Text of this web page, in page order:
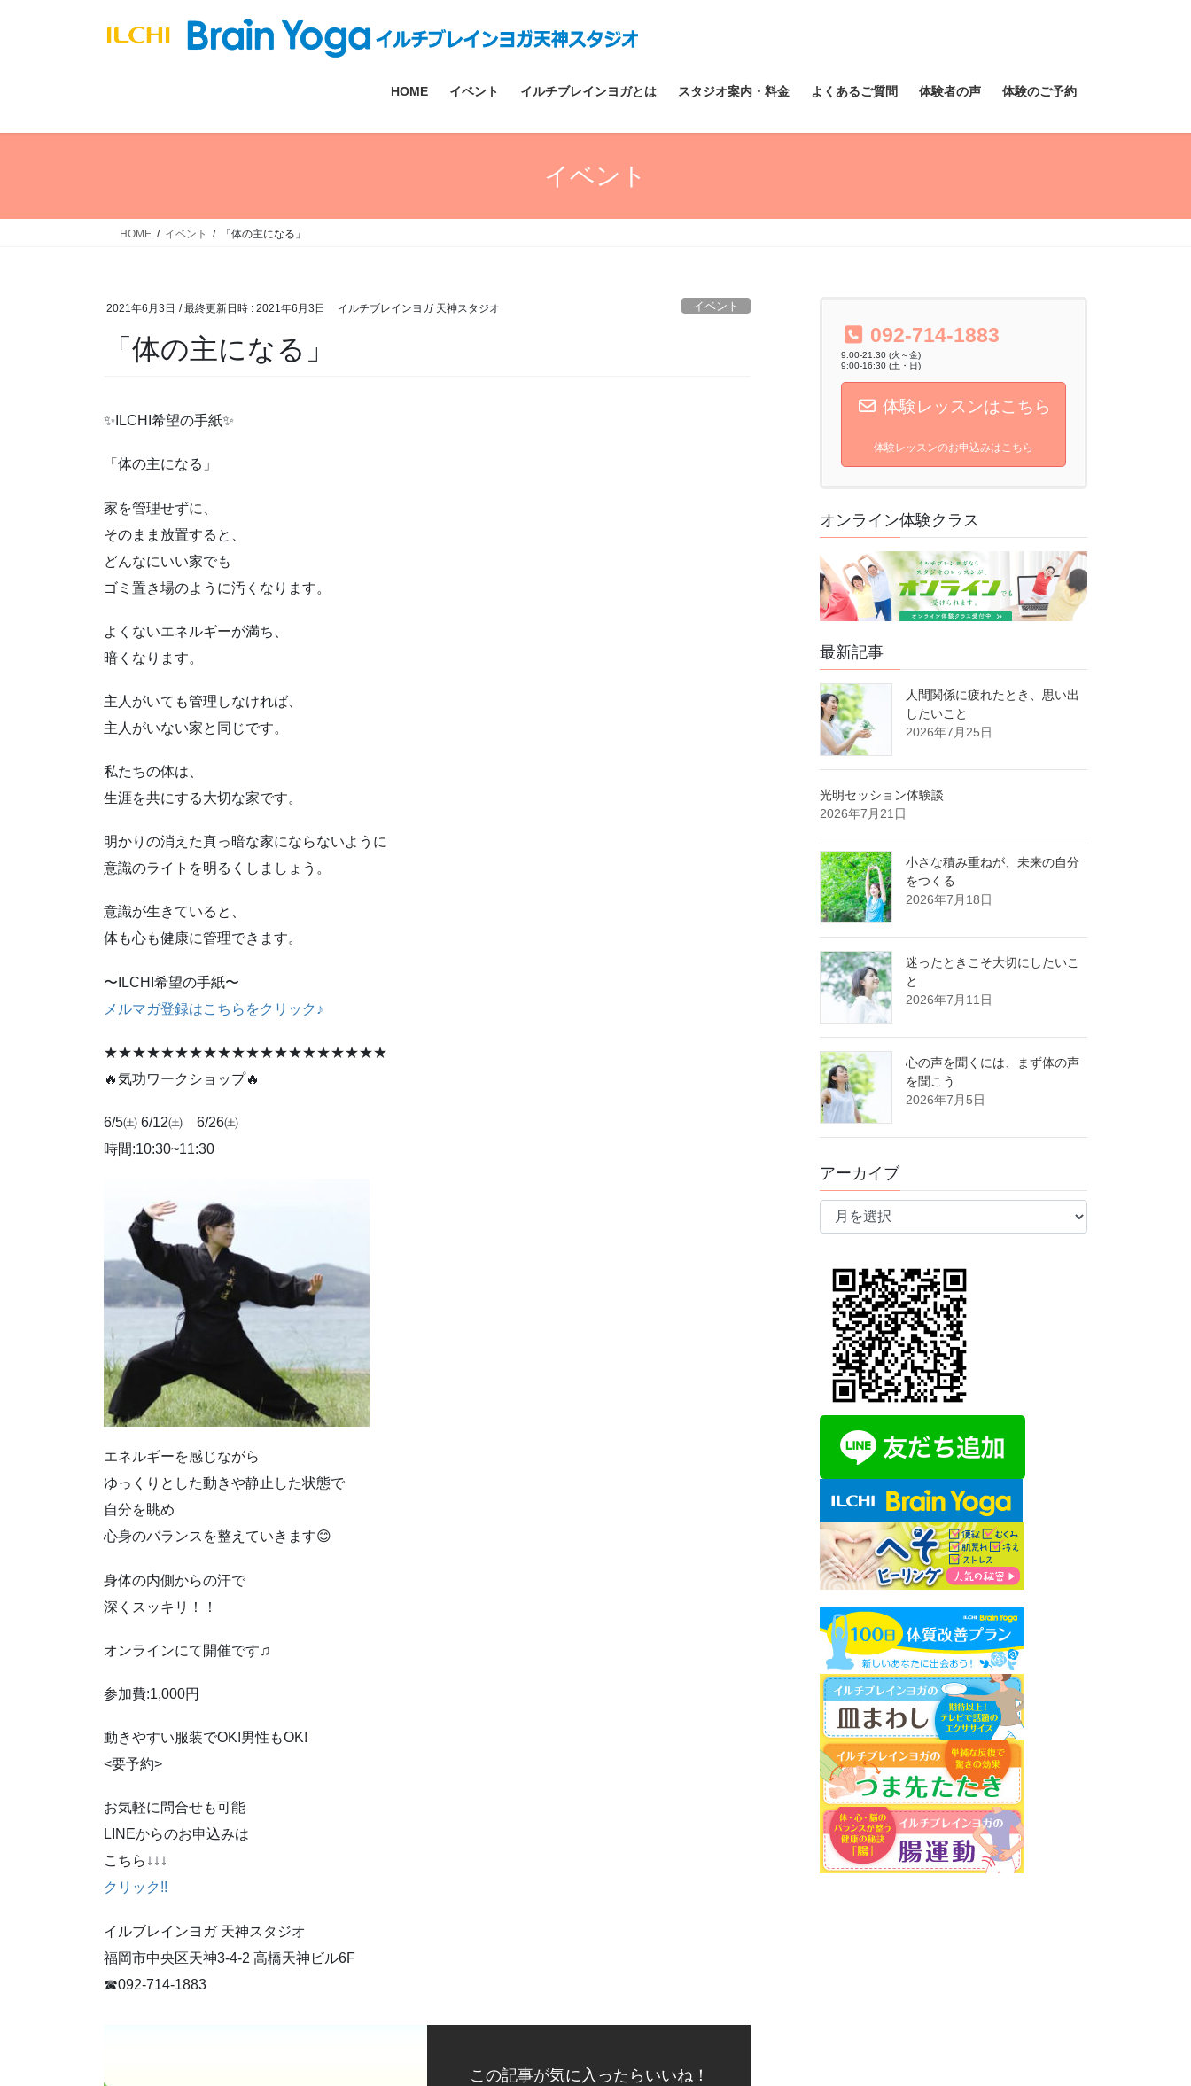
ス
ン
HOME イベント イルチブレインヨガとは スタジオ案内・料金 よくあるご質問 体験者の声 体験のご予約
イベント
HOME イベント 「体の主になる」
2021年6月3日 / 最終更新日時 : 2021年6月3日 イルチブレインヨガ 天神スタジオ イベント
「体の主になる」
✨ILCHI希望の手紙✨
「体の主になる」
家を管理せずに、
そのまま放置すると、
どんなにいい家でも
ゴミ置き場のように汚くなります。
よくないエネルギーが満ち、
暗くなります。
主人がいても管理しなければ、
主人がいない家と同じです。
私たちの体は、
生涯を共にする大切な家です。
明かりの消えた真っ暗な家にならないように
意識のライトを明るくしましょう。
意識が生きていると、
体も心も健康に管理できます。
〜ILCHI希望の手紙〜
メルマガ登録はこちらをクリック♪
★★★★★★★★★★★★★★★★★★★★
🔥気功ワークショップ🔥
6/5㈯ 6/12㈯ 6/26㈯
時間:10:30~11:30
エネルギーを感じながら
ゆっくりとした動きや静止した状態で
自分を眺め
心身のバランスを整えていきます😊
身体の内側からの汗で
深くスッキリ！！
オンラインにて開催です♫
参加費:1,000円
動きやすい服装でOK!男性もOK!
<要予約>
お気軽に問合せも可能
LINEからのお申込みは
こちら↓↓↓
クリック!!
イルブレインヨガ 天神スタジオ
福岡市中央区天神3-4-2 高橋天神ビル6F
☎092-714-1883
この記事が気に入ったらいいね！
092-714-1883
9:00-21:30 (火～金)
9:00-16:30 (土・日)
体験レッスンはこちら
体験レッスンのお申込みはこちら
オンライン体験クラス
最新記事
人間関係に疲れたとき、思い出
したいこと
2026年7月25日
光明セッション体験談
2026年7月21日
小さな積み重ねが、未来の自分
をつくる
2026年7月18日
迷ったときこそ大切にしたいこ
と
2026年7月11日
心の声を聞くには、まず体の声
を聞こう
2026年7月5日
アーカイブ
ア
イ